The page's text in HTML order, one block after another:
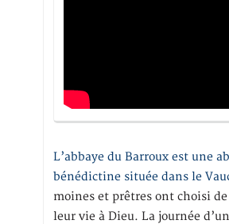
L’abbaye du Barroux est une
bénédictine située dans le
moines et prêtres ont choisi de
leur vie à Dieu. La journée